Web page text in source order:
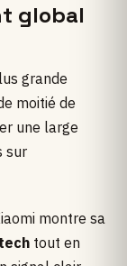
global
grande
moitié de
une large
sur
montre sa
tout en